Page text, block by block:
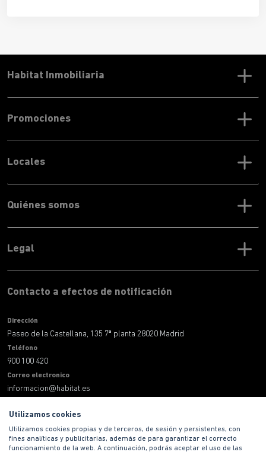
Promociones
Locales
Contacto a efectos de notificación
Dirección
Paseo de la Castellana, 135 7ª planta 28020 Madrid
Teléfono
900 100 420
Correo electronico
informacion@habitat.es
Quiénes somos
Legal
Habitat Inmobiliaria
Utilizamos cookies
Utilizamos cookies propias y de terceros, de sesión y persistentes, con
fines analíticas y publicitarias, además de para garantizar el correcto
funcionamiento de la web. A continuación, podrás aceptar el uso de las